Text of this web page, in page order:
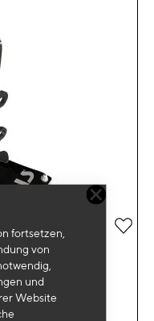
fortsetzen,
von
und
Website
Zur